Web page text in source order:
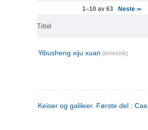
1–10 av 63 Neste>>
Tittel
Yibusheng xiju xuan (kinesisk)
Keiser og galileer. Første del :